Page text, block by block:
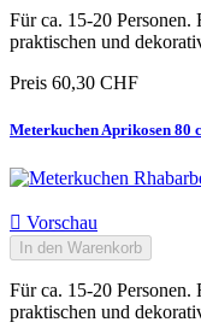
Für ca. 15-20 Personen.
praktischen und
Preis 60,30 CHF
Meterkuchen Aprikosen 80
 Vorschau
In den Warenkorb
Für ca. 15-20 Personen.
praktischen und